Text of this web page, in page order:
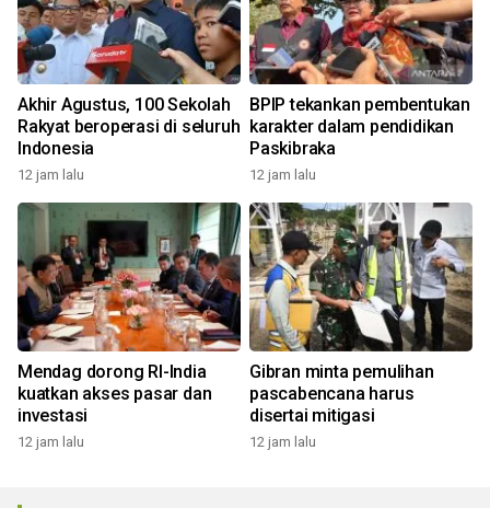
Akhir Agustus, 100 Sekolah
Rakyat beroperasi di seluruh
Indonesia
12 jam lalu
BPIP tekankan pembentukan
karakter dalam pendidikan
Paskibraka
12 jam lalu
Mendag dorong RI-India
kuatkan akses pasar dan
investasi
12 jam lalu
Gibran minta pemulihan
pascabencana harus
disertai mitigasi
12 jam lalu